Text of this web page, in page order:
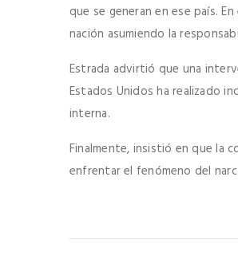
que se generan en ese país.
nación asumiendo la
Estrada advirtió que una
Estados Unidos ha realizado
interna.
Finalmente, insistió en que la
enfrentar el fenómeno del